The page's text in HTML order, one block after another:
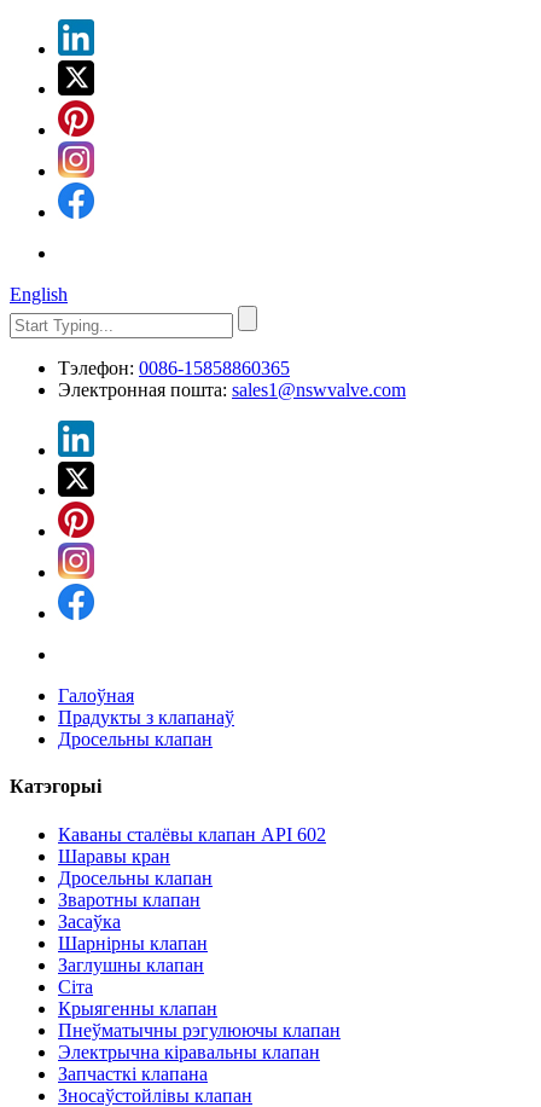
English
Тэлефон: 0086-15858860365
Электронная пошта: sales1@nswvalve.com
Галоўная
Прадукты з клапанаў
Дросельны клапан
Катэгорыі
Каваны сталёвы клапан API 602
Шаравы кран
Дросельны клапан
Зваротны клапан
Засаўка
Шарнірны клапан
Заглушны клапан
Сіта
Крыягенны клапан
Пнеўматычны рэгулюючы клапан
Электрычна кіравальны клапан
Запчасткі клапана
Зносаўстойлівы клапан